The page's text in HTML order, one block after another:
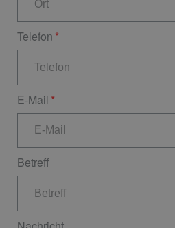
Telefon
E-Mail
Betreff